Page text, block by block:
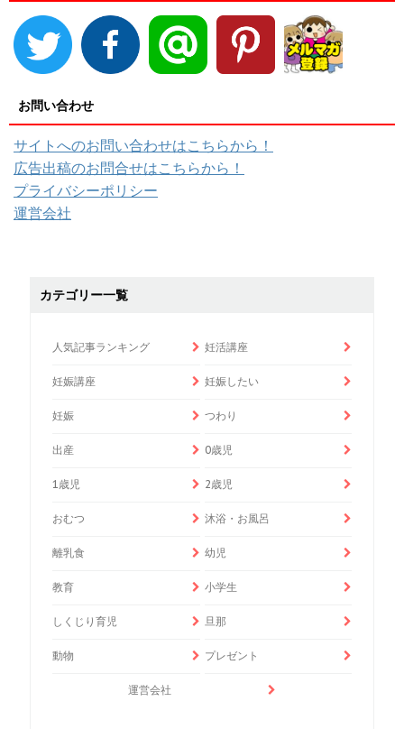
お問い合わせ
サイトへのお問い合わせはこちらから！
広告出稿のお問合せはこちらから！
プライバシーポリシー
運営会社
カテゴリー一覧
人気記事ランキング 妊活講座
妊娠講座 妊娠したい
妊娠 つわり
出産 0歳児
1歳児 2歳児
おむつ 沐浴・お風呂
離乳食 幼児
教育 小学生
しくじり育児 旦那
動物 プレゼント
運営会社